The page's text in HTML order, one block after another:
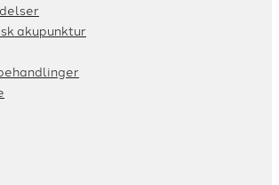
akupunktur